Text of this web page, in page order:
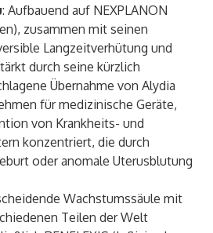
: Aufbauend auf NEXPLANON
zusammen mit seinen
Langzeitverhütung und
durch seine kürzlich
Übernahme von Alydia
für medizinische Geräte,
von Krankheits- und
konzentriert, die durch
oder anomale Uterusblutung
Wachstumssäule mit
Teilen der Welt